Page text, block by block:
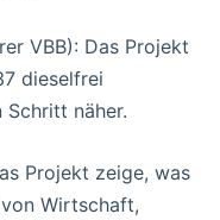
VBB): Das Projekt
dieselfrei
Schritt näher.
Projekt zeige, was
Wirtschaft,